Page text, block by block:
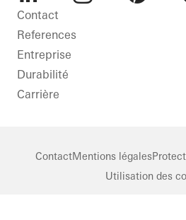
Germany
LinkedIn
Contact
References
Entreprise
Durabilité
Carrière
ContactMentions légales
Utilisation des